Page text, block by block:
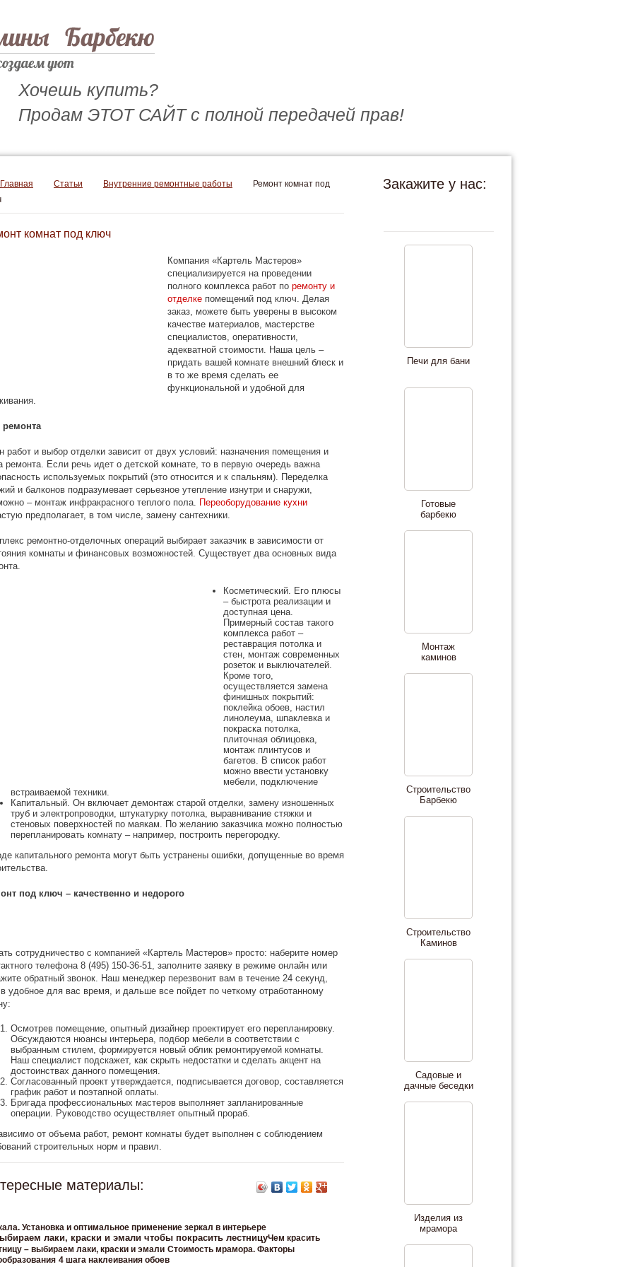
Хочешь купить?
Продам ЭТОТ САЙТ с полной передачей прав!
Главная Статьи Внутренние ремонтные работы
Ремонт комнат под
комнат под ключ
Компания «Картель Мастеров»
специализируется на проведении
полного комплекса работ по ремонту и
отделке помещений под ключ. Делая
заказ, можете быть уверены в высоком
качестве материалов, мастерстве
специалистов, оперативности,
адекватной стоимости. Наша цель –
придать вашей комнате внешний блеск и
в то же время сделать ее
функциональной и удобной для
ремонта
работ и выбор отделки зависит от двух условий: назначения помещения и
ремонта. Если речь идет о детской комнате, то в первую очередь важна
используемых покрытий (это относится и к спальням). Переделка
и балконов подразумевает серьезное утепление изнутри и снаружи,
– монтаж инфракрасного теплого пола. Переоборудование кухни
предполагает, в том числе, замену сантехники.
ремонтно-отделочных операций выбирает заказчик в зависимости от
комнаты и финансовых возможностей. Существует два основных вида
Косметический. Его плюсы
– быстрота реализации и
доступная цена.
Примерный состав такого
комплекса работ –
реставрация потолка и
стен, монтаж современных
розеток и выключателей.
Кроме того,
осуществляется замена
финишных покрытий:
поклейка обоев, настил
линолеума, шпаклевка и
покраска потолка,
плиточная облицовка,
монтаж плинтусов и
багетов. В список работ
можно ввести установку
мебели, подключение
встраиваемой техники.
Капитальный. Он включает демонтаж старой отделки, замену изношенных
труб и электропроводки, штукатурку потолка, выравнивание стяжки и
стеновых поверхностей по маякам. По желанию заказчика можно полностью
перепланировать комнату – например, построить перегородку.
капитального ремонта могут быть устранены ошибки, допущенные во время
под ключ – качественно и недорого
сотрудничество с компанией «Картель Мастеров» просто: наберите номер
телефона 8 (495) 150-36-51, заполните заявку в режиме онлайн или
обратный звонок. Наш менеджер перезвонит вам в течение 24 секунд,
удобное для вас время, и дальше все пойдет по четкому отработанному
Осмотрев помещение, опытный дизайнер проектирует его перепланировку.
Обсуждаются нюансы интерьера, подбор мебели в соответствии с
выбранным стилем, формируется новый облик ремонтируемой комнаты.
Наш специалист подскажет, как скрыть недостатки и сделать акцент на
достоинствах данного помещения.
Согласованный проект утверждается, подписывается договор, составляется
график работ и поэтапной оплаты.
Бригада профессиональных мастеров выполняет запланированные
операции. Руководство осуществляет опытный прораб.
от объема работ, ремонт комнаты будет выполнен с соблюдением
строительных норм и правил.
материалы:
Установка и оптимальное применение зеркал в интерьере
Чем красить
– выбираем лаки, краски и эмали Стоимость мрамора. Факторы
4 шага наклеивания обоев
Закажите у нас:
Печи для бани
Готовые
барбекю
Монтаж
каминов
Строительство
Барбекю
Строительство
Каминов
Садовые и
дачные беседки
Изделия из
мрамора